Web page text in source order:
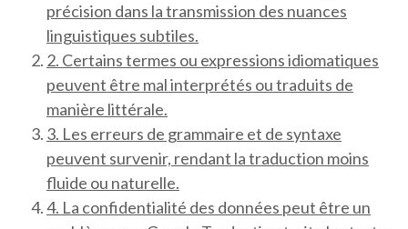
précision dans la transmission des nuances
linguistiques subtiles.
2. Certains termes ou expressions idiomatiques
peuvent être mal interprétés ou traduits de
manière littérale.
3. Les erreurs de grammaire et de syntaxe
peuvent survenir, rendant la traduction moins
fluide ou naturelle.
4. La confidentialité des données peut être un